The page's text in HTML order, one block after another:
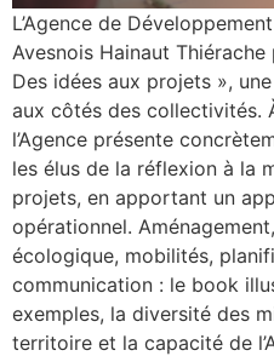
L’Agence de
Avesnois Hainaut
Des idées aux projets »,
aux côtés des collectivités.
l’Agence présente
les élus de la réflexion à la
projets, en apportant un
opérationnel.
écologique, mobilités,
communication : le book
exemples, la diversité des
territoire et la capacité de